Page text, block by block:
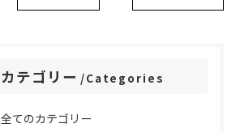
カテゴリー Categories
全てのカテゴリー